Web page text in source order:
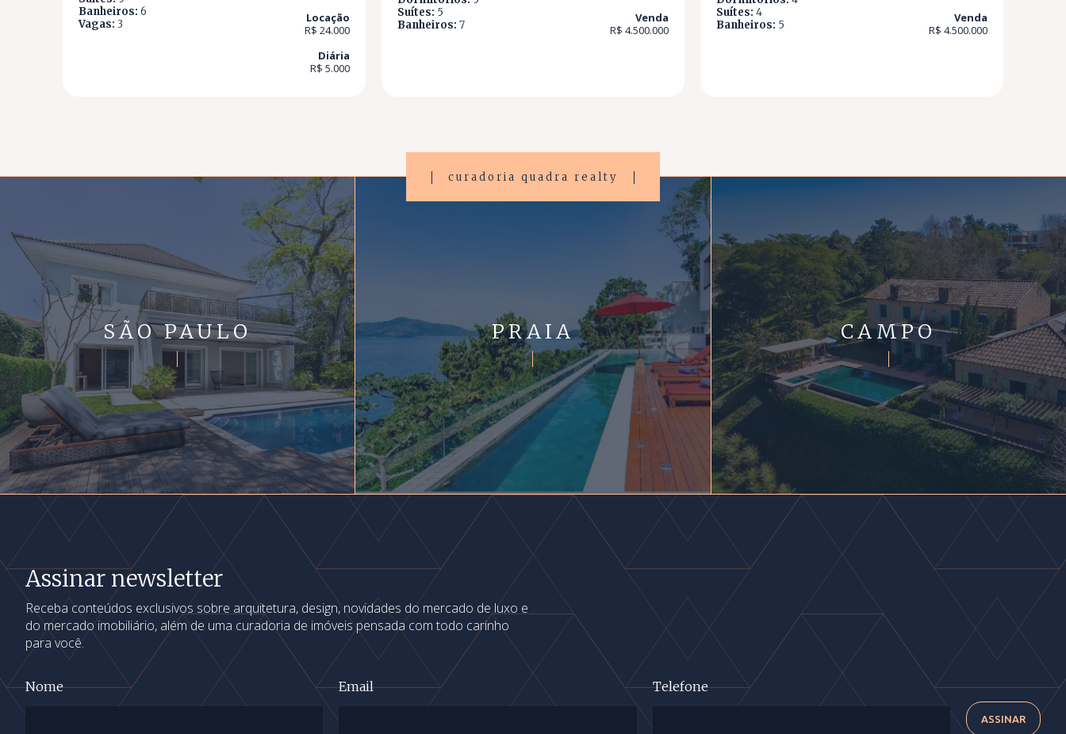
Banheiros: 6
Vagas: 3
Locação
R$ 24.000
Diária
R$ 5.000
Suítes: 5
Banheiros: 7
Venda
R$ 4.500.000
Suítes: 4
Banheiros: 5
Venda
R$ 4.500.000
curadoria quadra realty
SÃO PAULO PRAIA CAMPO
Assinar newsletter
Receba conteúdos exclusivos sobre arquitetura, design, novidades do mercado de luxo e
do mercado imobiliário, além de uma curadoria de imóveis pensada com todo carinho
para você.
Nome Email Telefone